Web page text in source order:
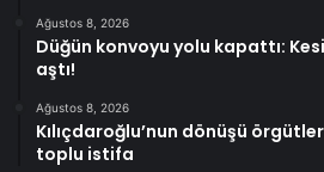
Ağustos 8, 2026
Düğün konvoyu yolu kapattı:
aştı!
Ağustos 8, 2026
Kılıçdaroğlu’nun dönüşü
toplu istifa